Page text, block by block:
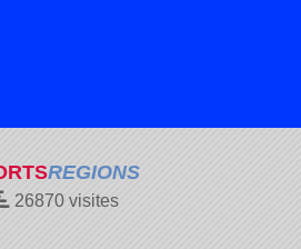
REGIONS
26870visites